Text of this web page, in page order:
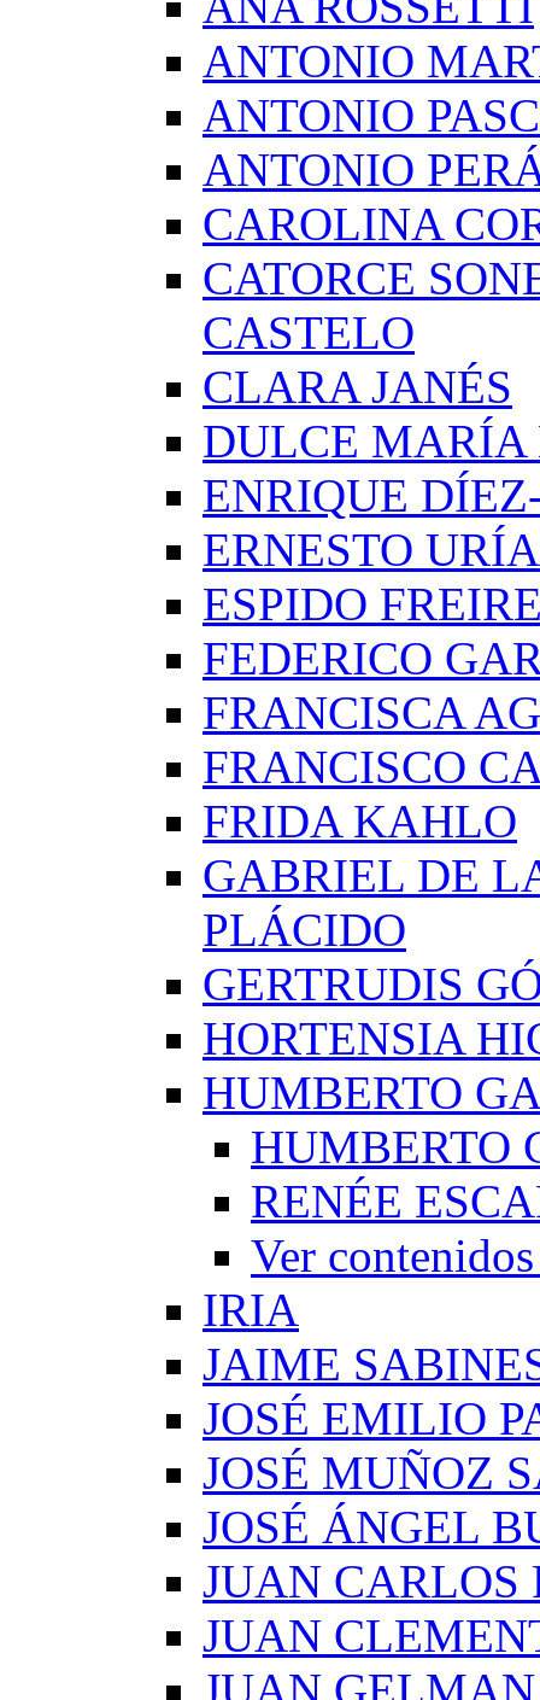
ANTONIO
ANTONIO
ANTONIO
CAROLINA
CATORCE
CASTELO
CLARA JANÉS
DULCE
ENRIQUE
ERNESTO URÍA
ESPIDO
FEDERICO
FRANCISCA
FRANCISCO
FRIDA KAHLO
GABRIEL DE
PLÁCIDO
GERTRUDIS
HORTENSIA
HUMBERTO
HUMBERTO
RENÉE
Ver
IRIA
JAIME
JOSÉ EMILIO
JOSÉ MUÑOZ
JOSÉ ÁNGEL
JUAN CARLOS
JUAN
JUAN GELMAN